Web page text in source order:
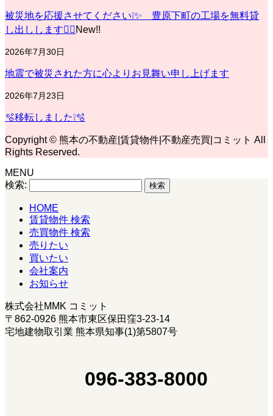
被災地を応援させてください❕✨ 豊原下町の工場を無料貸
し出しします💁‍♀️ New!!
2026年7月30日
地震で被災された方に心よりお見舞い申し上げます
2026年7月23日
🫧移転しました❕🫧
Copyright © 熊本の不動産|賃貸物件|不動産売買|コミット All
Rights Reserved.
MENU
検索:
HOME
賃貸物件 検索
売買物件 検索
売りたい
買いたい
会社案内
お知らせ
株式会社MMK コミット
〒862-0926 熊本市東区保田窪3-23-14
宅地建物取引業 熊本県知事(1)第5807号
096-383-8000